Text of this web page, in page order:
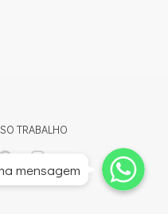
TRABALHO
Whatsapp
Whatsapp
Whatsapp
mensagem